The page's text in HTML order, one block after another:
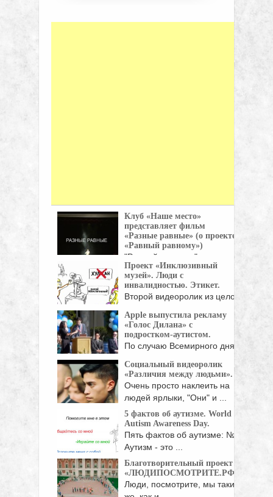
Клуб «Наше место»
представляет фильм
«Разные равные» (о проекте
«Равный равному»)
"Равный равному" -
молодежный инклюзивный
проект "Клуба ...
Проект «Инклюзивный
музей». Люди с
инвалидностью. Этикет.
Второй видеоролик из целой
пониманию ...
Apple выпустила рекламу
«Голос Дилана» с
подростком-аутистом.
По случаю Всемирного дня
информации о ...
Социальный видеоролик
«Различия между людьми».
Очень просто наклеить на
людей ярлыки, "Они" и ...
5 фактов об аутизме. World
Autism Awareness Day.
Пять фактов об аутизме: №1
Аутизм - это ...
Благотворительный проект
«ЛЮДИПОСМОТРИТЕ.РФ»
Люди, посмотрите, мы такие